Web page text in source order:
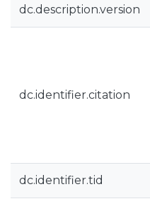
dc.description.version
dc.identifier.citation
dc.identifier.tid